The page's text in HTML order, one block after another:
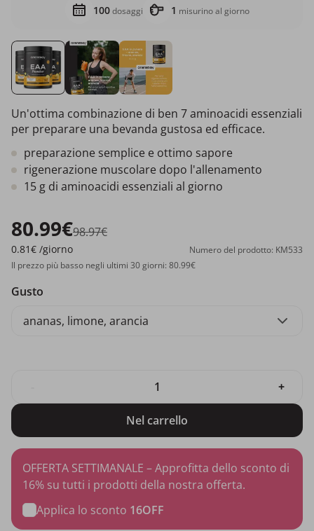
100dosaggi 1 misurino al giorno
Un'ottima combinazione di ben 7 aminoacidi essenziali
per preparare una bevanda gustosa ed efficace.
preparazione semplice e ottimo sapore
rigenerazione muscolare dopo l'allenamento
15 g di aminoacidi essenziali al giorno
80.99€98.97€
0.81€ /giorno
Numero del prodotto: KM533
Il prezzo più basso negli ultimi 30 giorni: 80.99€
Gusto
ananas, limone, arancia
+
Nel carrello
OFFERTA SETTIMANALE – Approfitta dello sconto di
16% su tutti i prodotti della nostra offerta.
Applica lo sconto 16OFF